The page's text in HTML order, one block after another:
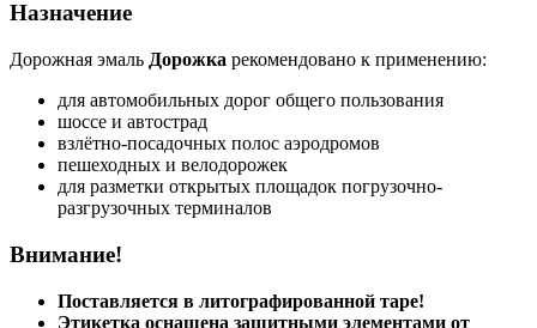
Назначение
Дорожная эмаль Дорожка рекомендовано к применению:
для автомобильных дорог общего пользования
шоссе и автострад
взлётно-посадочных полос аэродромов
пешеходных и велодорожек
для разметки открытых площадок погрузочно-
разгрузочных терминалов
Внимание!
Поставляется в литографированной таре!
Этикетка оснащена защитными элементами от